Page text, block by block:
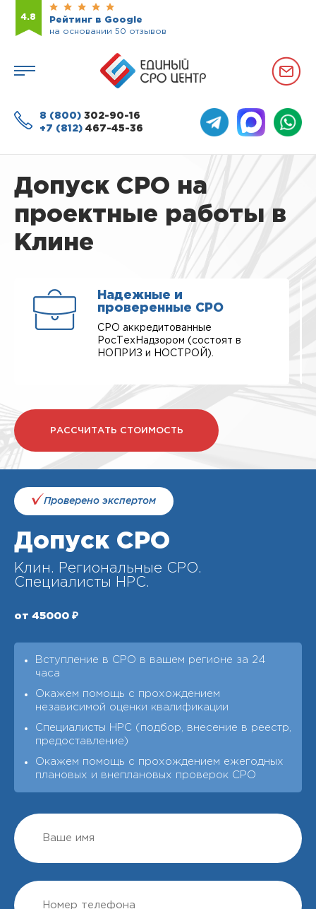
4.8
Рейтинг в Google
на основании 50 отзывов
8 (800) 302-90-16
+7 (812) 467-45-36
Допуск СРО на
проектные работы в
Клине
Надежные и
проверенные СРО
СРО аккредитованные
РосТехНадзором (состоят в
НОПРИЗ и НОСТРОЙ).
РАССЧИТАТЬ СТОИМОСТЬ
Проверено экспертом
Допуск СРО
Клин. Региональные СРО.
Специалисты НРС.
от 45000 ₽
Вступление в СРО в вашем регионе за 24
часа
Окажем помощь с прохождением
независимой оценки квалификации
Специалисты НРС (подбор, внесение в реестр,
предоставление)
Окажем помощь с прохождением ежегодных
плановых и внеплановых проверок СРО